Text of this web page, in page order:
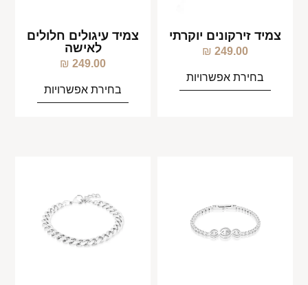
צמיד זירקונים יוקרתי
249.00
₪
בחירת אפשרויות
צמיד עיגולים חלולים
לאישה
249.00
₪
בחירת אפשרויות